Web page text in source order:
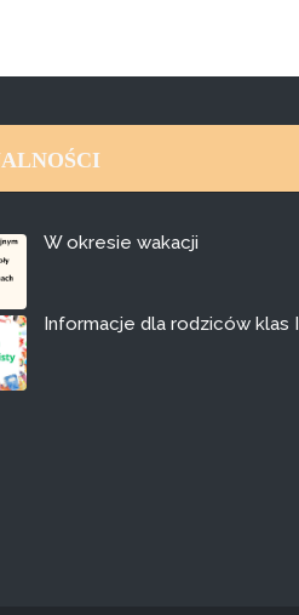
W okresie wakacji
Informacje dla rodziców klas I